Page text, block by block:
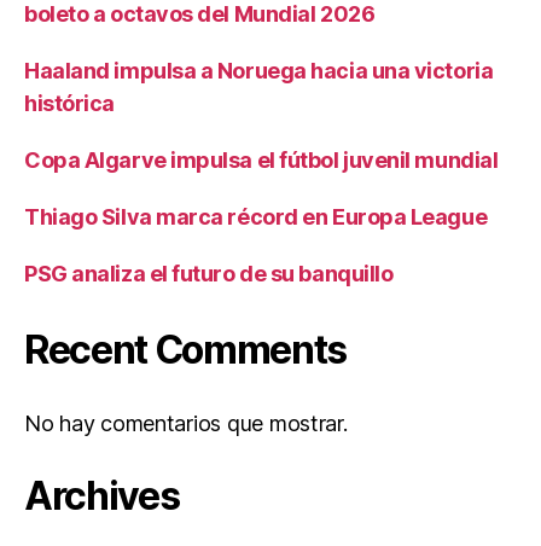
boleto a octavos del Mundial 2026
Haaland impulsa a Noruega hacia una victoria
histórica
Copa Algarve impulsa el fútbol juvenil mundial
Thiago Silva marca récord en Europa League
PSG analiza el futuro de su banquillo
Recent Comments
No hay comentarios que mostrar.
Archives